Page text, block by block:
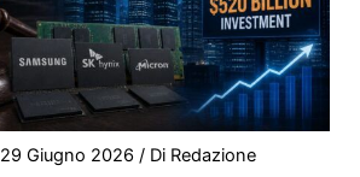
29 Giugno 2026/ Di Redazione